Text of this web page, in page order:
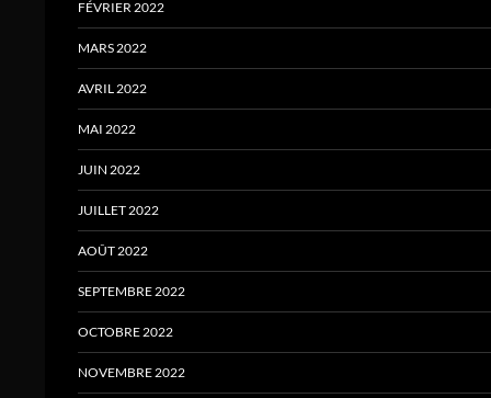
FÉVRIER 2022
MARS 2022
AVRIL 2022
MAI 2022
JUIN 2022
JUILLET 2022
AOÛT 2022
SEPTEMBRE 2022
OCTOBRE 2022
NOVEMBRE 2022